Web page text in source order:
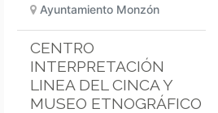
Ayuntamiento Monzón
CENTRO
INTERPRETACIÓN
LINEA DEL CINCA Y
MUSEO ETNOGRÁFICO